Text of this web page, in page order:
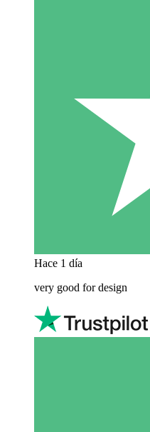
Hace 1 día
very good for design